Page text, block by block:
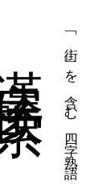
四字熟語
一覧表示 「街」を含む四字熟語
四字熟語
一覧表示